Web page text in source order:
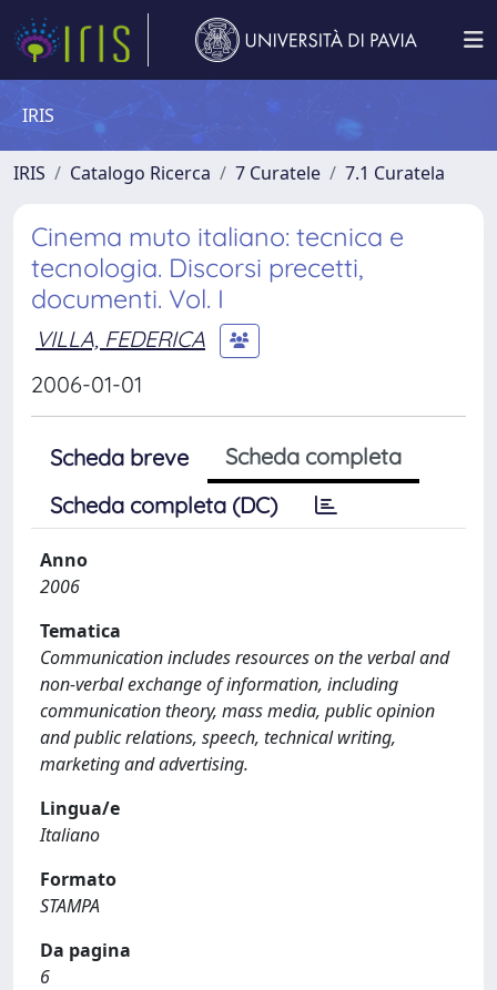
IRIS
IRIS Catalogo Ricerca 7 Curatele 7.1 Curatela
Cinema muto italiano: tecnica e
tecnologia. Discorsi precetti,
documenti. Vol. I
VILLA, FEDERICA
2006-01-01
Scheda breve
Scheda completa
Scheda completa (DC)
Anno
2006
Tematica
Communication includes resources on the verbal and
non-verbal exchange of information, including
communication theory, mass media, public opinion
and public relations, speech, technical writing,
marketing and advertising.
Lingua/e
Italiano
Formato
STAMPA
Da pagina
6